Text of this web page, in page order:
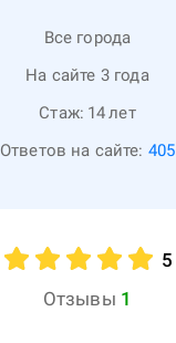
Все города
На сайте 3 года
Стаж: 14лет
Ответов на сайте: 405
5
Отзывы 1